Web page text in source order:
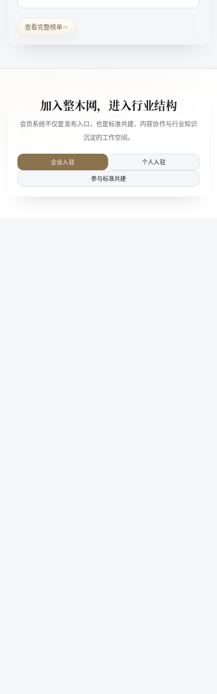
查看完整榜单->
加入整木网，进入行业结构
会员系统不仅是发布入口，也是标准共建、内容协作与行业知识
沉淀的工作空间。
企业入驻
个人入驻
参与标准共建